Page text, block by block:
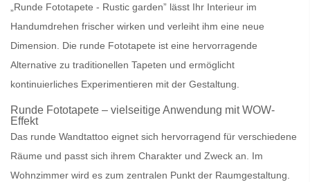
„Runde Fototapete - Rustic garden” lässt Ihr Interieur im
Handumdrehen frischer wirken und verleiht ihm eine neue
Dimension . Die runde Fototapete ist eine hervorragende
Alternative zu traditionellen Tapeten und ermöglicht
kontinuierliches Experimentieren mit der Gestaltung.
Runde Fototapete – vielseitige Anwendung mit WOW-
Effekt
Das runde Wandtattoo eignet sich hervorragend für verschiedene
Räume und passt sich ihrem Charakter und Zweck an. Im
Wohnzimmer wird es zum zentralen Punkt der Raumgestaltung.